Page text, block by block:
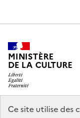
Ce site utilise des
MINISTÈRE
DE LA CULTURE